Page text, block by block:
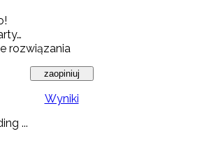
rozwiązania
Wyniki
...